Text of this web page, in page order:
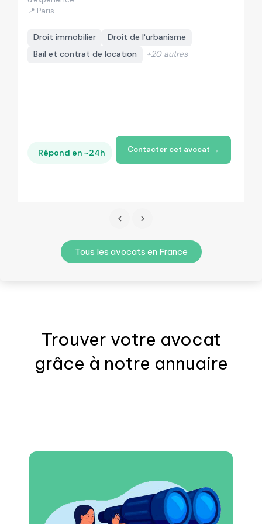
📍 Paris
Droit immobilier
Droit de l'urbanisme
Bail et contrat de location
+20 autres
Répond en ~24h Contacter cet avocat →
Tous les avocats en France
Trouver votre avocat
grâce à notre annuaire